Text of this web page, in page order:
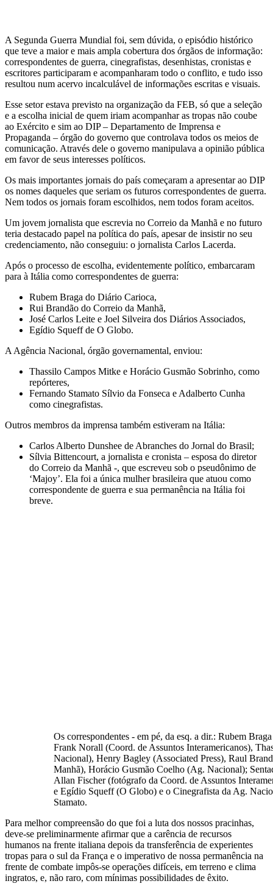
A Segunda Guerra Mundial foi, sem dúvida, o episódio histórico
que teve a maior e mais ampla cobertura dos órgãos de informação:
correspondentes de guerra, cinegrafistas, desenhistas, cronistas e
escritores participaram e acompanharam todo o conflito, e tudo isso
resultou num acervo incalculável de informações escritas e visuais.
Esse setor estava previsto na organização da FEB, só que a seleção
e a escolha inicial de quem iriam acompanhar as tropas não coube
ao Exército e sim ao DIP – Departamento de Imprensa e
Propaganda – órgão do governo que controlava todos os meios de
comunicação. Através dele o governo manipulava a opinião pública
em favor de seus interesses políticos.
Os mais importantes jornais do país começaram a apresentar ao DIP
os nomes daqueles que seriam os futuros correspondentes de guerra.
Nem todos os jornais foram escolhidos, nem todos foram aceitos.
Um jovem jornalista que escrevia no Correio da Manhã e no futuro
teria destacado papel na política do país, apesar de insistir no seu
credenciamento, não conseguiu: o jornalista Carlos Lacerda.
Após o processo de escolha, evidentemente político, embarcaram
para à Itália como correspondentes de guerra:
Rubem Braga do Diário Carioca,
Rui Brandão do Correio da Manhã,
José Carlos Leite e Joel Silveira dos Diários Associados,
Egídio Squeff de O Globo.
A Agência Nacional, órgão governamental, enviou:
Thassilo Campos Mitke e Horácio Gusmão Sobrinho, como
repórteres,
Fernando Stamato Sílvio da Fonseca e Adalberto Cunha
como cinegrafistas.
Outros membros da imprensa também estiveram na Itália:
Carlos Alberto Dunshee de Abranches do Jornal do Brasil;
Sílvia Bittencourt, a jornalista e cronista – esposa do diretor
do Correio da Manhã -, que escreveu sob o pseudônimo de
‘Majoy’. Ela foi a única mulher brasileira que atuou como
correspondente de guerra e sua permanência na Itália foi
breve.
Os correspondentes - em pé, da esq. a dir.: Rubem
Frank Norall (Coord. de Assuntos Interamericanos),
Nacional), Henry Bagley (Associated Press), Raul
Manhã), Horácio Gusmão Coelho (Ag. Nacional);
Allan Fischer (fotógrafo da Coord. de Assuntos
e Egídio Squeff (O Globo) e o Cinegrafista da Ag.
Stamato.
Para melhor compreensão do que foi a luta dos nossos pracinhas,
deve-se preliminarmente afirmar que a carência de recursos
humanos na frente italiana depois da transferência de experientes
tropas para o sul da França e o imperativo de nossa permanência na
frente de combate impôs-se operações difíceis, em terreno e clima
ingratos, e, não raro, com mínimas possibilidades de êxito.